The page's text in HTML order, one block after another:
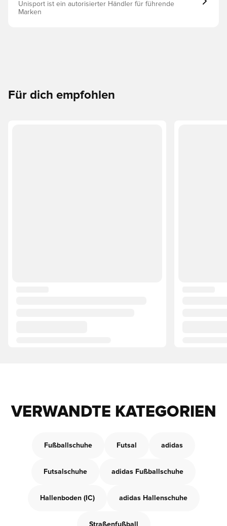
Unisport ist ein autorisierter Händler für führende
Marken
Für dich empfohlen
VERWANDTE KATEGORIEN
Fußballschuhe Futsal adidas
Futsalschuhe adidas Fußballschuhe
Hallenboden (IC) adidas Hallenschuhe
Straßenfußball